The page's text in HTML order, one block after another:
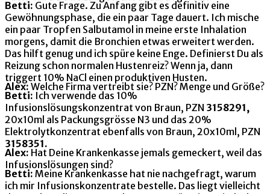
Betti: Gute Frage. Zu Anfang gibt es definitiv eine
Gewöhnungsphase, die ein paar Tage dauert. Ich mische
ein paar Tropfen Salbutamol in meine erste Inhalation
morgens, damit die Bronchien etwas erweitert werden.
Das hilft genug und ich spüre keine Enge. Definierst Du als
Reizung schon normalen Hustenreiz? Wenn ja, dann
triggert 10% NaCl einen produktiven Husten.
Alex: Welche Firma vertreibt sie? PZN? Menge und Größe?
Betti: Ich verwende das 10%
Infusionslösungskonzentrat von Braun, PZN 3158291,
20x10ml als Packungsgrösse N3 und das 20%
Elektrolytkonzentrat ebenfalls von Braun, 20x10ml, PZN
3158351.
Alex: Hat Deine Krankenkasse jemals gemeckert, weil das
Infusionslösungen sind?
Betti: Meine Krankenkasse hat nie nachgefragt, warum
ich mir Infusionskonzentrate bestelle. Das liegt vielleicht